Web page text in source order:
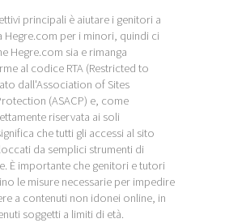
principali è aiutare i genitori a
Hegre.com per i minori, quindi ci
Hegre.com sia e rimanga
al codice RTA (Restricted to
dall'Association of Sites
(ASACP) e, come
riservata ai soli
che tutti gli accessi al sito
da semplici strumenti di
È importante che genitori e tutori
le misure necessarie per impedire
a contenuti non idonei online, in
soggetti a limiti di età.